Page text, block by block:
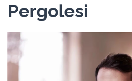
Pergolesi